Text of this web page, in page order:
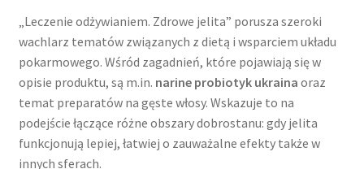
„Leczenie odżywianiem. Zdrowe jelita” porusza szeroki
wachlarz tematów związanych z dietą i wsparciem układu
pokarmowego. Wśród zagadnień, które pojawiają się w
opisie produktu, są m.in. narine probiotyk ukraina oraz
temat preparatów na gęste włosy. Wskazuje to na
podejście łączące różne obszary dobrostanu: gdy jelita
funkcjonują lepiej, łatwiej o zauważalne efekty także w
innych sferach.